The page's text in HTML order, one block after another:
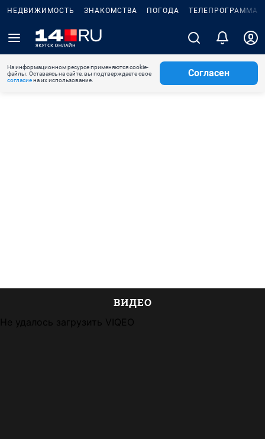
НЕДВИЖИМОСТЬ ЗНАКОМСТВА ПОГОДА ТЕЛЕПРОГРАММА
На информационном ресурсе применяются cookie-
файлы. Оставаясь на сайте, вы подтверждаете свое
согласиена их использование.
Согласен
ВИДЕО
Не удалось загрузить VIQEO